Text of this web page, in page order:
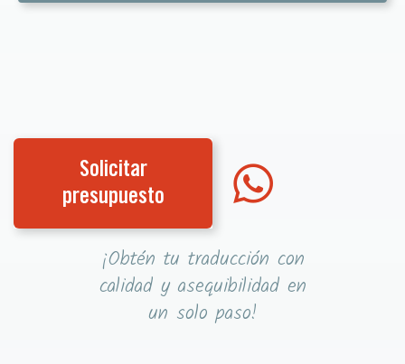
Solicitar
presupuesto
¡Obtén tu traducción con
calidad y asequibilidad en
un solo paso!